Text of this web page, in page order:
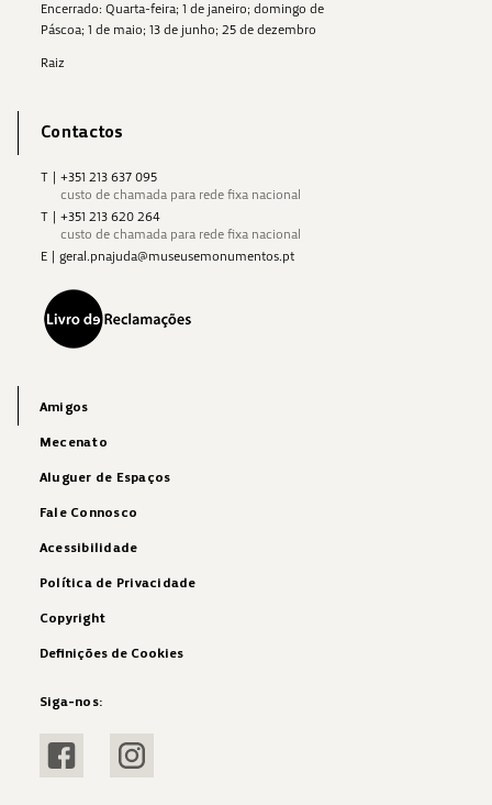
Encerrado: Quarta-feira; 1 de janeiro; domingo de
Páscoa; 1 de maio; 13 de junho; 25 de dezembro
Raiz
Contactos
T
+351 213 637 095
custo de chamada para rede fixa nacional
T
+351 213 620 264
custo de chamada para rede fixa nacional
E
geral.pnajuda@museusemonumentos.pt
Amigos
Mecenato
Aluguer de Espaços
Fale Connosco
Acessibilidade
Política de Privacidade
Copyright
Definições de Cookies
Siga-nos:
Visitar FacebookVisitar Instagram